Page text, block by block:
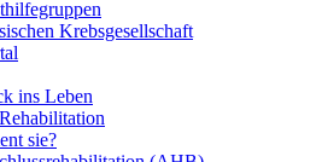
Krebsgesellschaft
ins Leben
sie?